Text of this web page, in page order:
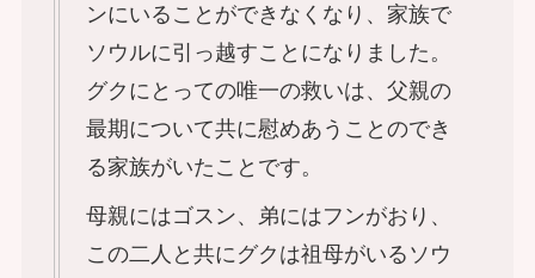
ンにいることができなくなり、家族で
ソウルに引っ越すことになりました。
グクにとっての唯一の救いは、父親の
最期について共に慰めあうことのでき
る家族がいたことです。
母親にはゴスン、弟にはフンがおり、
この二人と共にグクは祖母がいるソウ